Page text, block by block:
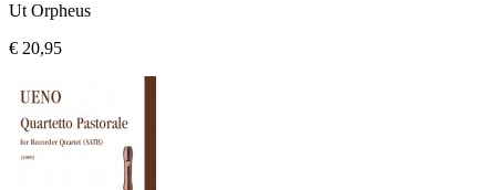
Ut Orpheus
€ 20,95